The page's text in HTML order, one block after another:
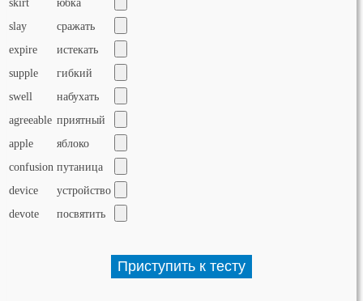
skirt
юбка
slay
сражать
expire
истекать
supple
гибкий
swell
набухать
agreeable приятный
apple
яблоко
confusion путаница
device
устройство
devote
посвятить
Приступить к тесту